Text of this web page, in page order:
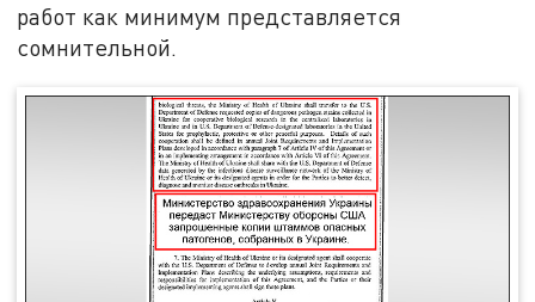
работ как минимум представляется
сомнительной.